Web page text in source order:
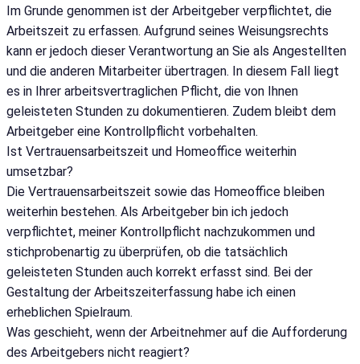
Im Grunde genommen ist der Arbeitgeber verpflichtet, die
Arbeitszeit zu erfassen. Aufgrund seines Weisungsrechts
kann er jedoch dieser Verantwortung an Sie als Angestellten
und die anderen Mitarbeiter übertragen. In diesem Fall liegt
es in Ihrer arbeitsvertraglichen Pflicht, die von Ihnen
geleisteten Stunden zu dokumentieren. Zudem bleibt dem
Arbeitgeber eine Kontrollpflicht vorbehalten.
Ist Vertrauensarbeitszeit und Homeoffice weiterhin
umsetzbar?
Die Vertrauensarbeitszeit sowie das Homeoffice bleiben
weiterhin bestehen. Als Arbeitgeber bin ich jedoch
verpflichtet, meiner Kontrollpflicht nachzukommen und
stichprobenartig zu überprüfen, ob die tatsächlich
geleisteten Stunden auch korrekt erfasst sind. Bei der
Gestaltung der Arbeitszeiterfassung habe ich einen
erheblichen Spielraum.
Was geschieht, wenn der Arbeitnehmer auf die Aufforderung
des Arbeitgebers nicht reagiert?